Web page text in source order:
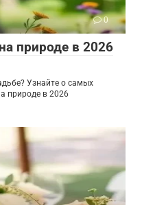
0
природе в 2026
Узнайте о самых
природе в 2026